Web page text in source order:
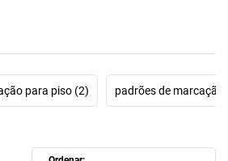
para piso (2) padrões de marcação